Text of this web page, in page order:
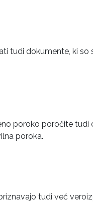
tudi dokumente, ki so
poroko poročite tudi
poroka.
tudi več